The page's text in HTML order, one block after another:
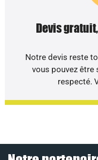
Devis
Notre devis reste
vous pouvez être
respecté.